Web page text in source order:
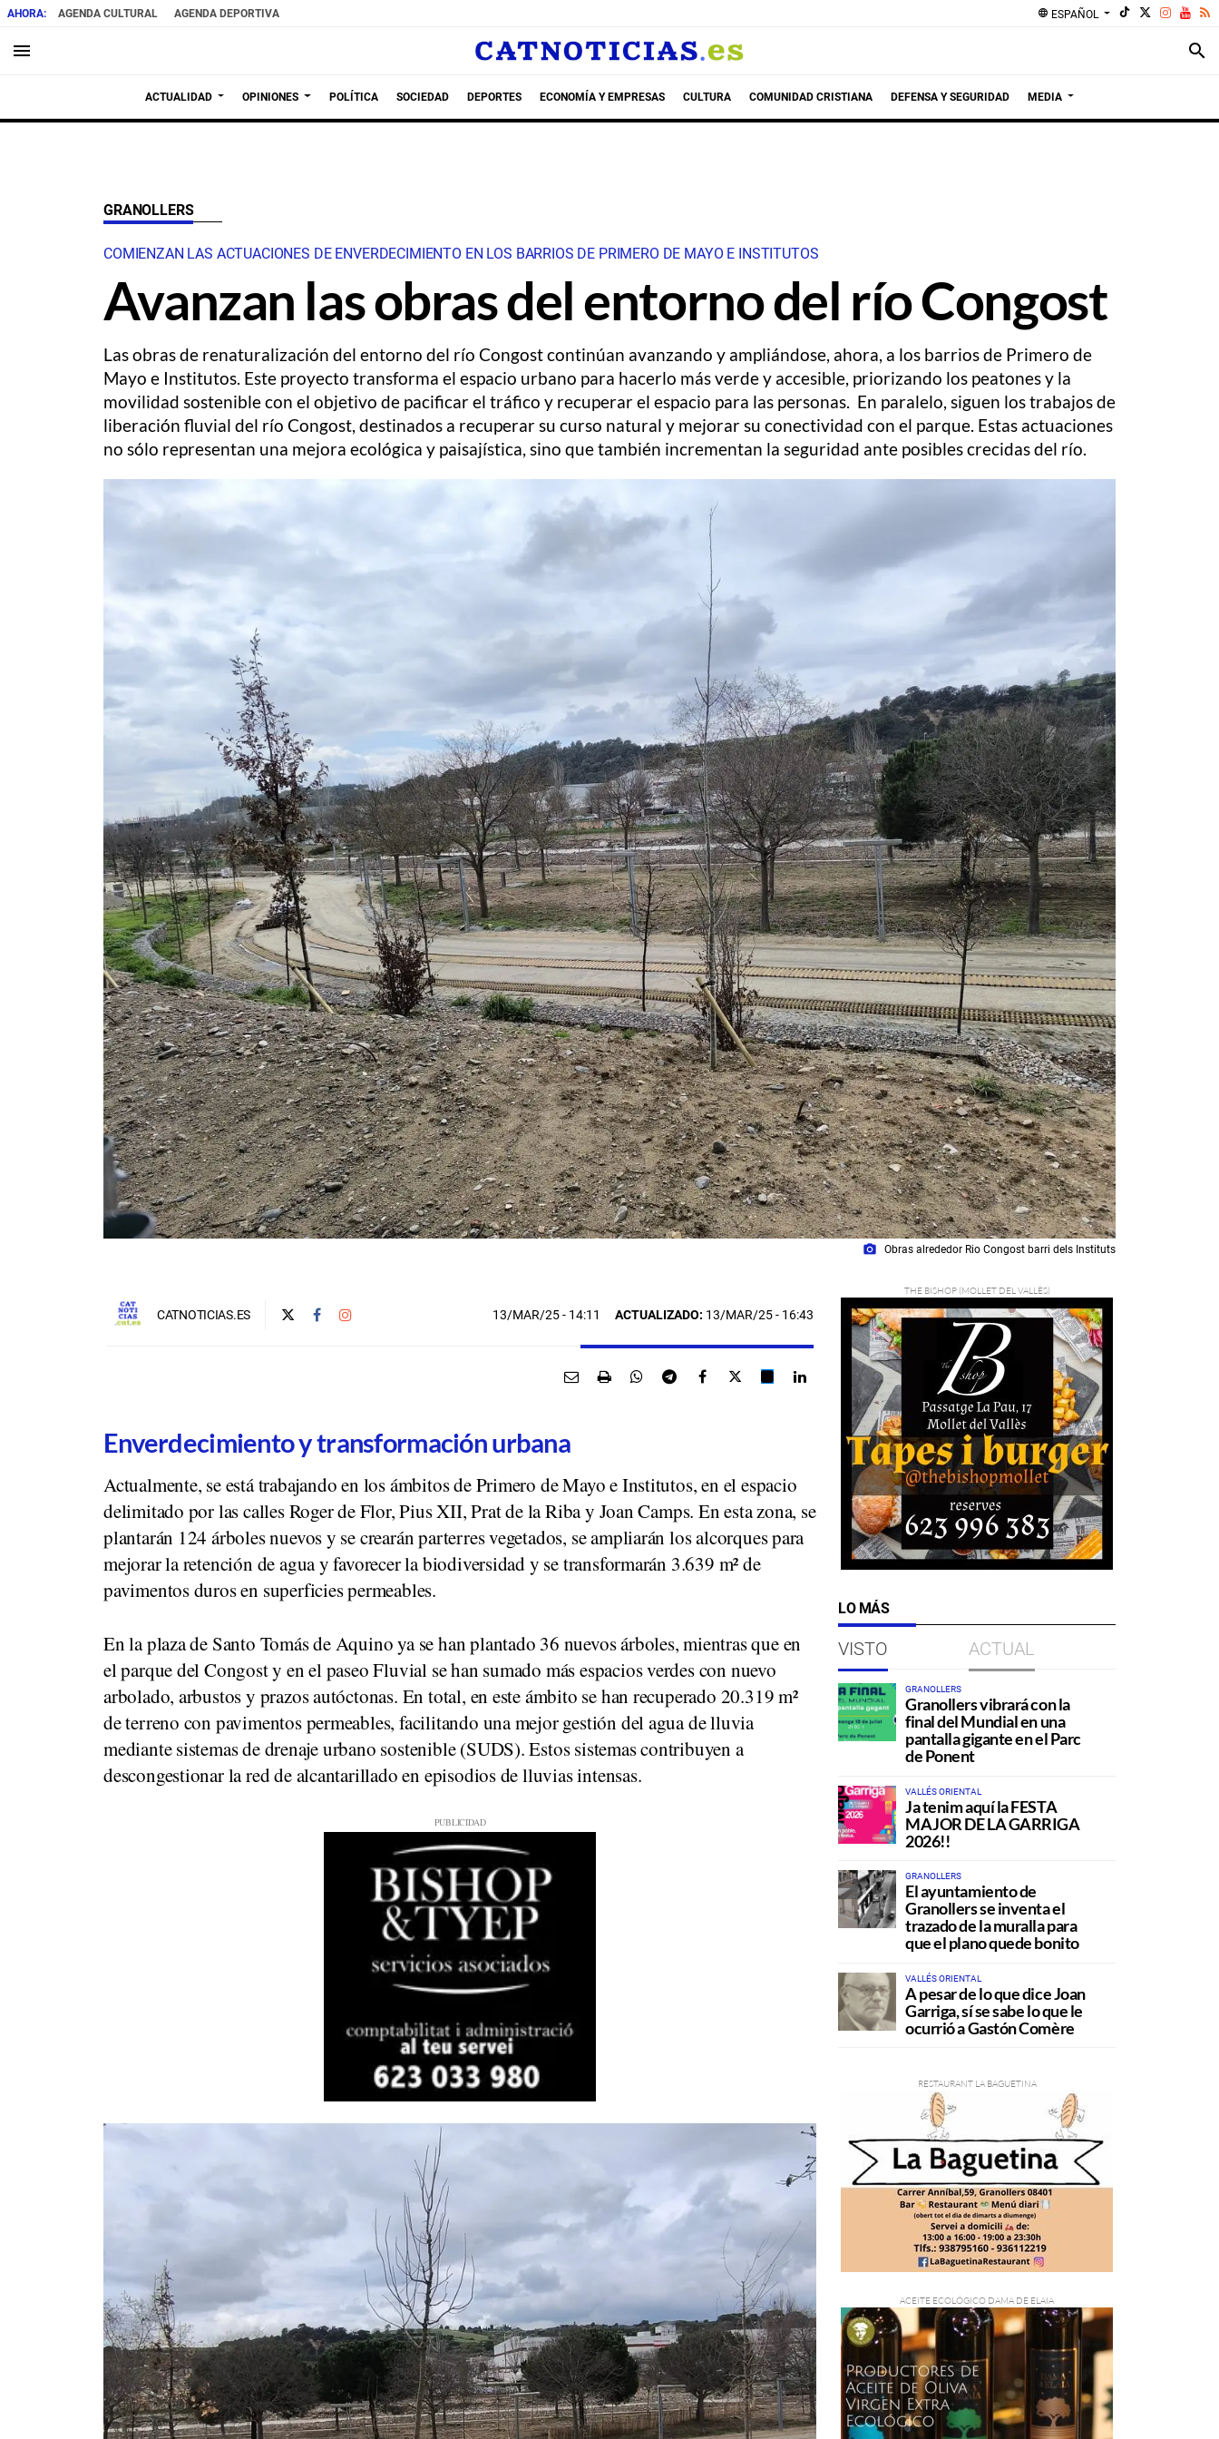
AGENDA CULTURAL AGENDA DEPORTIVA language ESPAÑOL
menu search
ACTUALIDAD OPINIONES POLÍTICA SOCIEDAD DEPORTES ECONOMÍA Y EMPRESAS CULTURA COMUNIDAD CRISTIANA DEFENSA Y SEGURIDAD MEDIA
GRANOLLERS
COMIENZAN LAS ACTUACIONES DE ENVERDECIMIENTO EN LOS BARRIOS DE PRIMERO DE MAYO E INSTITUTOS
Avanzan las obras del entorno del río Congost
Las obras de renaturalización del entorno del río Congost continúan avanzando y ampliándose, ahora, a los barrios de Primero de
Mayo e Institutos. Este proyecto transforma el espacio urbano para hacerlo más verde y accesible, priorizando los peatones y la
movilidad sostenible con el objetivo de pacificar el tráfico y recuperar el espacio para las personas. En paralelo, siguen los trabajos de
liberación fluvial del río Congost, destinados a recuperar su curso natural y mejorar su conectividad con el parque. Estas actuaciones
no sólo representan una mejora ecológica y paisajística, sino que también incrementan la seguridad ante posibles crecidas del río.
photo_camera Obras alrededor Rio Congost barri dels Instituts
CATNOTICIAS.ES 13/MAR/25- 14:11 ACTUALIZADO: 13/MAR/25 - 16:43
Enverdecimiento y transformación urbana
Actualmente, se está trabajando en los ámbitos de Primero de Mayo e Institutos, en el espacio
delimitado por las calles Roger de Flor, Pius XII, Prat de la Riba y Joan Camps. En esta zona, se
plantarán 124 árboles nuevos y se crearán parterres vegetados, se ampliarán los alcorques para
mejorar la retención de agua y favorecer la biodiversidad y se transformarán 3.639 m² de
pavimentos duros en superficies permeables.
En la plaza de Santo Tomás de Aquino ya se han plantado 36 nuevos árboles, mientras que en
el parque del Congost y en el paseo Fluvial se han sumado más espacios verdes con nuevo
arbolado, arbustos y prazos autóctonas. En total, en este ámbito se han recuperado 20.319 m²
de terreno con pavimentos permeables, facilitando una mejor gestión del agua de lluvia
mediante sistemas de drenaje urbano sostenible (SUDS). Estos sistemas contribuyen a
descongestionar la red de alcantarillado en episodios de lluvias intensas.
LO MÁS
VISTO ACTUAL
GRANOLLERS
Granollers vibrará con la
final del Mundial en una
pantalla gigante en el Parc
de Ponent
VALLÉS ORIENTAL
Ja tenim aquí la FESTA
MAJOR DE LA GARRIGA
2026!!
GRANOLLERS
El ayuntamiento de
Granollers se inventa el
trazado de la muralla para
que el plano quede bonito
VALLÉS ORIENTAL
A pesar de lo que dice Joan
Garriga, sí se sabe lo que le
ocurrió a Gastón Comère